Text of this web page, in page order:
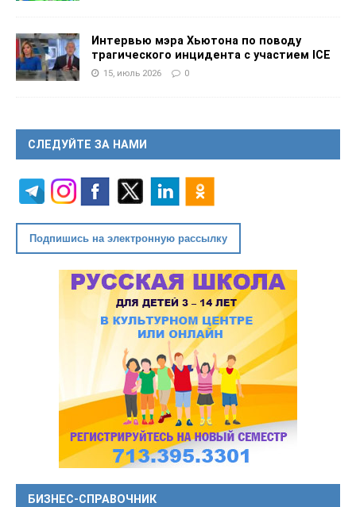
Интервью мэра Хьютона по поводу
трагического инцидента с участием ICE
15, июль 2026 0
СЛЕДУЙТЕ ЗА НАМИ
Подпишись на электронную рассылку
БИЗНЕС-СПРАВОЧНИК